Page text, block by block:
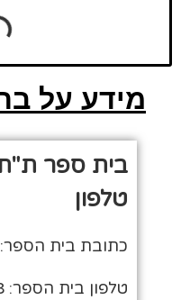
מידע על
בית ספר ת"ת
טלפון
כתובת בית הספר:
טלפון בית הספר: 02-6272498